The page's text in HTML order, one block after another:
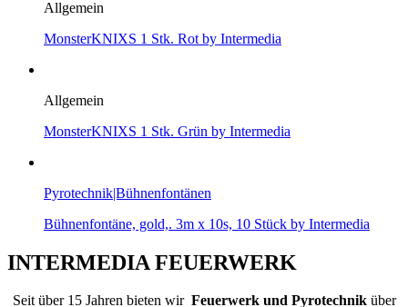
Allgemein
MonsterKNIXS 1 Stk. Rot by Intermedia
Allgemein
MonsterKNIXS 1 Stk. Grün by Intermedia
Pyrotechnik|Bühnenfontänen
Bühnenfontäne, gold,. 3m x 10s, 10 Stück by Intermedia
INTERMEDIA FEUERWERK
Seit über 15 Jahren bieten wir Feuerwerk und Pyrotechnik über